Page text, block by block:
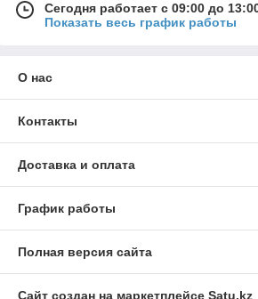
Сегодня работает с 09:00 до
Показать весь график работы
О нас
Контакты
Доставка и оплата
График работы
Полная версия сайта
Сайт создан на маркетплейсе Satu.kz